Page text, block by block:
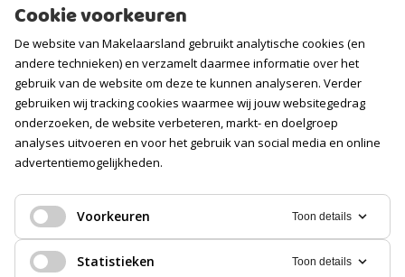
Vacatures
Volg ons
Cookie voorkeuren
De website van Makelaarsland gebruikt analytische cookies (en
andere technieken) en verzamelt daarmee informatie over het
gebruik van de website om deze te kunnen analyseren. Verder
gebruiken wij tracking cookies waarmee wij jouw websitegedrag
onderzoeken, de website verbeteren, markt- en doelgroep
analyses uitvoeren en voor het gebruik van social media en online
advertentiemogelijkheden.
Voorkeuren Toon details
Statistieken Toon details